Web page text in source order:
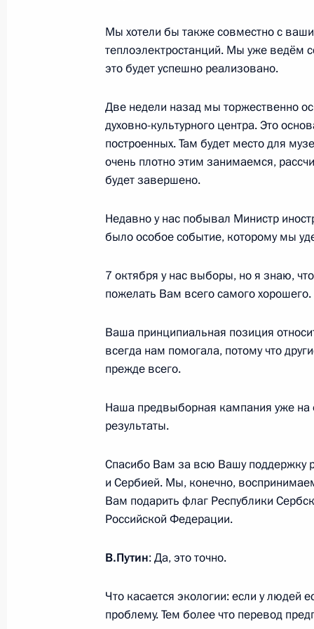
Поздравление по случаю Дня
29 сентября 2018 года, суббота
Игорь Неверов назначен
29 сентября 2018 года, 13:50
Александр Манжосин освобождён
29 сентября 2018 года, 13:40
Соболезнования Президенту
29 сентября 2018 года, 13:10
28 сентября 2018 года, пятница
Встреча с Президентом
Встреча с Президентом Киргизии
Мы хотели бы также совместно с
теплоэлектростанций. Мы уже ведём
это будет успешно реализовано.
Две недели назад мы торжественно
духовно-культурного центра. Это
построенных. Там будет место для
очень плотно этим занимаемся,
будет завершено.
Недавно у нас побывал Министр
было особое событие, которому мы
7 октября у нас выборы, но я знаю,
пожелать Вам всего самого хорошего.
Ваша принципиальная позиция
всегда нам помогала, потому что
прежде всего.
Наша предвыборная кампания уже
результаты.
Спасибо Вам за всю Вашу поддержку
и Сербией. Мы, конечно,
Вам подарить флаг Республики
Российской Федерации.
В.Путин: Да, это точно.
Что касается экологии: если у людей
проблему. Тем более что перевод